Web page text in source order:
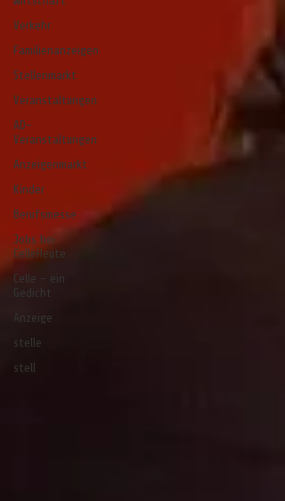
Verkehr
Familienanzeigen
Stellenmarkt
Veranstaltungen
AD-
Veranstaltungen
Anzeigenmarkt
Kinder
Berufsmesse
Jobs bei
CelleHeute
Celle - ein
Gedicht
Anzeige
stelle
stell